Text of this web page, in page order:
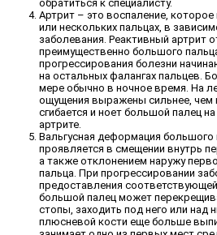
обратиться к специалисту.
Артрит – это воспаление,
или нескольких пальцах, в
заболевания. Реактивный артрит
преимущественно большого
прогрессирования болезни
на остальных фалангах пальцев.
мере обычно в ночное время. На
ощущения выражены сильнее, чем
сгибается и ноет большой палец
артрите.
Вальгусная деформация
проявляется в смещении внутрь
а также отклонением наружу
пальца. При прогрессировании
предоставления
большой палец может
стопы, заходить под него или над
плюсневой кости еще больше